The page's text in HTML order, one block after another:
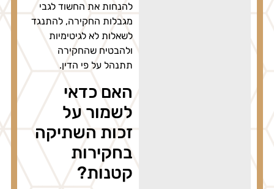
להנחות את החשוד לגבי
מגבלות החקירה, להתנגד
לשאלות לא לגיטימיות
ולהבטיח שהחקירה
תתנהל על פי הדין.
האם כדאי
לשמור על
זכות השתיקה
בחקירות
קטנות?